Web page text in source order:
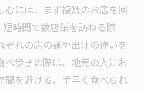
には、まず複数のお店を回
時間で数店舗を訪ねる際
れの店の麺や出汁の違いを
歩きの際は、地元の人にお
間を避ける、手早く食べられ